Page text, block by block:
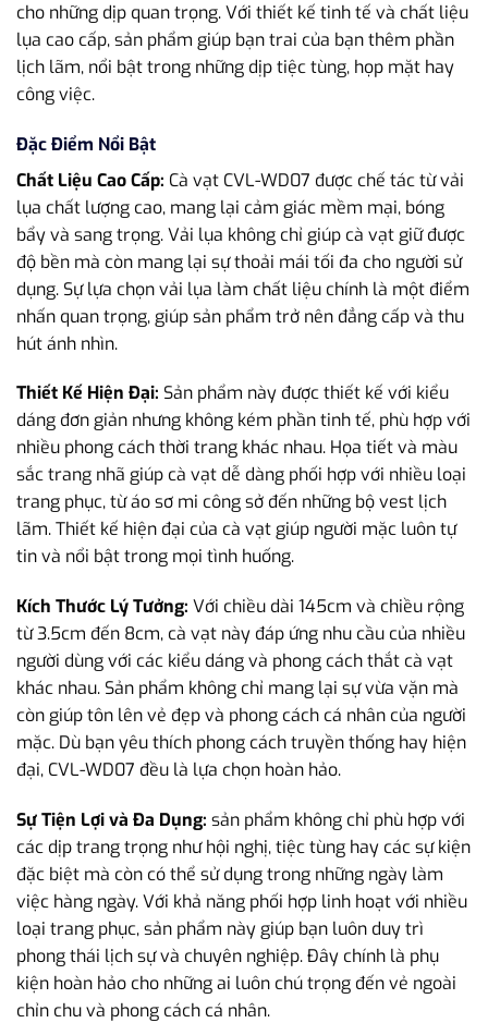
cho những dịp quan trọng. Với thiết kế tinh tế và chất liệu
lụa cao cấp, sản phẩm giúp bạn trai của bạn thêm phần
lịch lãm, nổi bật trong những dịp tiệc tùng, họp mặt hay
công việc.
Đặc Điểm Nổi Bật
Chất Liệu Cao Cấp: Cà vạt CVL-WD07 được chế tác từ vải
lụa chất lượng cao, mang lại cảm giác mềm mại, bóng
bẩy và sang trọng. Vải lụa không chỉ giúp cà vạt giữ được
độ bền mà còn mang lại sự thoải mái tối đa cho người sử
dụng. Sự lựa chọn vải lụa làm chất liệu chính là một điểm
nhấn quan trọng, giúp sản phẩm trở nên đẳng cấp và thu
hút ánh nhìn.
Thiết Kế Hiện Đại: Sản phẩm này được thiết kế với kiểu
dáng đơn giản nhưng không kém phần tinh tế, phù hợp với
nhiều phong cách thời trang khác nhau. Họa tiết và màu
sắc trang nhã giúp cà vạt dễ dàng phối hợp với nhiều loại
trang phục, từ áo sơ mi công sở đến những bộ vest lịch
lãm. Thiết kế hiện đại của cà vạt giúp người mặc luôn tự
tin và nổi bật trong mọi tình huống.
Kích Thước Lý Tưởng: Với chiều dài 145cm và chiều rộng
từ 3.5cm đến 8cm, cà vạt này đáp ứng nhu cầu của nhiều
người dùng với các kiểu dáng và phong cách thắt cà vạt
khác nhau. Sản phẩm không chỉ mang lại sự vừa vặn mà
còn giúp tôn lên vẻ đẹp và phong cách cá nhân của người
mặc. Dù bạn yêu thích phong cách truyền thống hay hiện
đại, CVL-WD07 đều là lựa chọn hoàn hảo.
Sự Tiện Lợi và Đa Dụng: sản phẩm không chỉ phù hợp với
các dịp trang trọng như hội nghị, tiệc tùng hay các sự kiện
đặc biệt mà còn có thể sử dụng trong những ngày làm
việc hàng ngày. Với khả năng phối hợp linh hoạt với nhiều
loại trang phục, sản phẩm này giúp bạn luôn duy trì
phong thái lịch sự và chuyên nghiệp. Đây chính là phụ
kiện hoàn hảo cho những ai luôn chú trọng đến vẻ ngoài
chỉn chu và phong cách cá nhân.